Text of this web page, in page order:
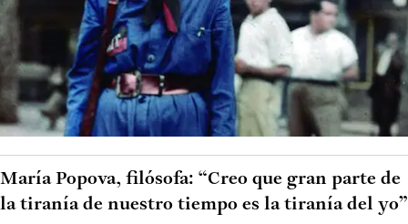
María Popova, filósofa: “Creo que gran parte de
la tiranía de nuestro tiempo es la tiranía del yo”